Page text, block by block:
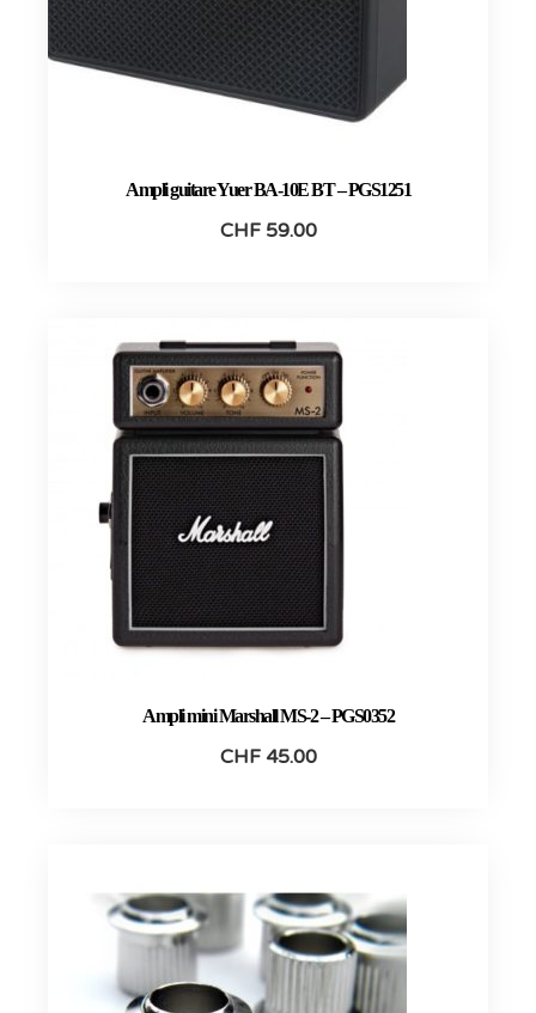
Ampli guitare Yuer BA-10E BT – PGS1251
CHF59.00
Ampli mini Marshall MS-2 – PGS0352
CHF45.00